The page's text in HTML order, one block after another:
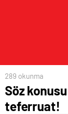
289 okunma
Söz
teferruat!